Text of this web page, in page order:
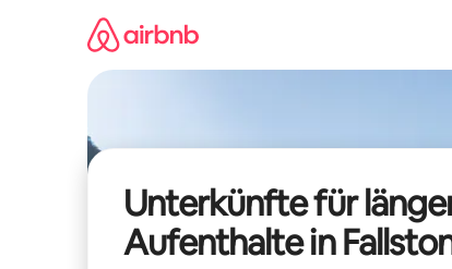
Unterkünfte für
Aufenthalte in